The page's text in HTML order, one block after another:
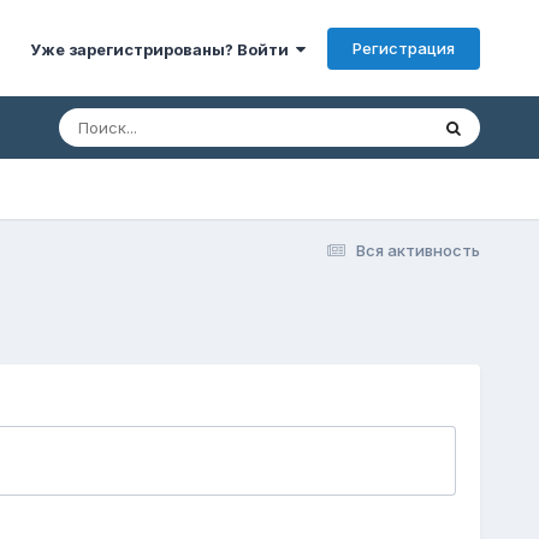
Уже зарегистрированы? Войти Регистрация
Вся активность